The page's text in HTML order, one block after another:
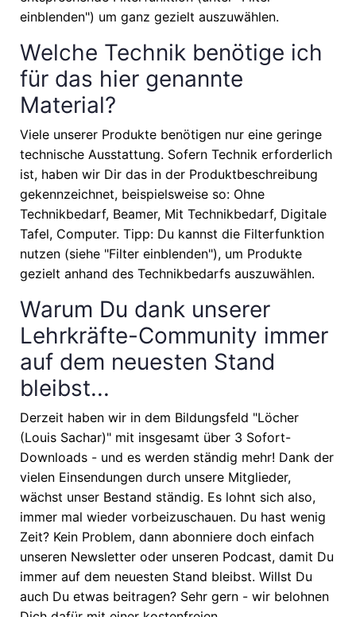
einblenden") um ganz gezielt auszuwählen.
Welche Technik benötige ich
für das hier genannte
Material?
Viele unserer Produkte benötigen nur eine geringe
technische Ausstattung. Sofern Technik erforderlich
ist, haben wir Dir das in der Produktbeschreibung
gekennzeichnet, beispielsweise so: Ohne
Technikbedarf, Beamer, Mit Technikbedarf, Digitale
Tafel, Computer. Tipp: Du kannst die Filterfunktion
nutzen (siehe "Filter einblenden"), um Produkte
gezielt anhand des Technikbedarfs auszuwählen.
Warum Du dank unserer
Lehrkräfte-Community immer
auf dem neuesten Stand
bleibst...
Derzeit haben wir in dem Bildungsfeld "Löcher
(Louis Sachar)" mit insgesamt über 3 Sofort-
Downloads - und es werden ständig mehr! Dank der
vielen Einsendungen durch unsere Mitglieder,
wächst unser Bestand ständig. Es lohnt sich also,
immer mal wieder vorbeizuschauen. Du hast wenig
Zeit? Kein Problem, dann abonniere doch einfach
unseren Newsletter oder unseren Podcast, damit Du
immer auf dem neuesten Stand bleibst. Willst Du
auch Du etwas beitragen? Sehr gern - wir belohnen